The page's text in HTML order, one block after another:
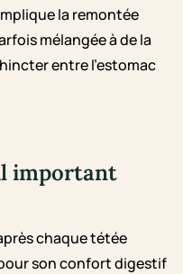
la remontée
mélangée à de la
entre l’estomac
important
chaque tétée
son confort digestif